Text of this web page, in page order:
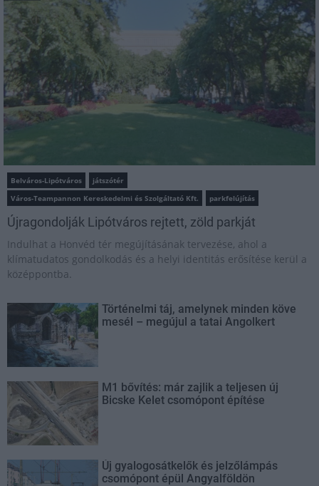
Belváros-Lipótváros
játszótér
Város-Teampannon Kereskedelmi és Szolgáltató Kft.
parkfelújítás
Újragondolják Lipótváros rejtett, zöld parkját
Indulhat a Honvéd tér megújításának tervezése, ahol a
klímatudatos gondolkodás és a helyi identitás erősítése kerül a
középpontba.
Történelmi táj, amelynek minden köve
mesél – megújul a tatai Angolkert
M1 bővítés: már zajlik a teljesen új
Bicske Kelet csomópont építése
Új gyalogosátkelők és jelzőlámpás
csomópont épül Angyalföldön